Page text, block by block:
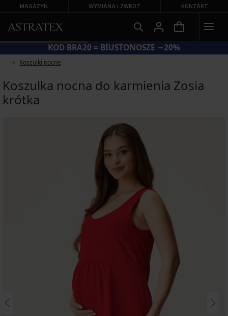
MAGAZYN WYMIANA I ZWROT KONTAKT
KOD BRA20 = BIUSTONOSZE −20%
Koszulki nocne
Koszulka nocna do karmienia Zosia
krótka